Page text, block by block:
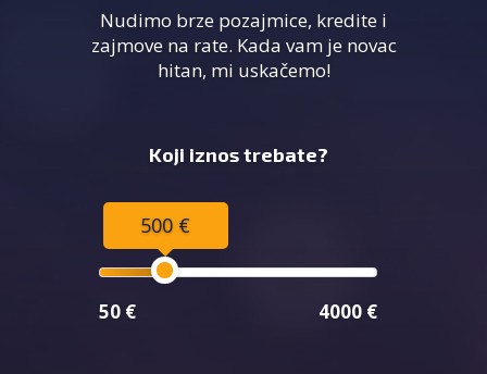
Nudimo brze pozajmice, kredite i
zajmove na rate. Kada vam je novac
hitan, mi uskačemo!
Koji iznos trebate?
500 €
50 € 4000 €